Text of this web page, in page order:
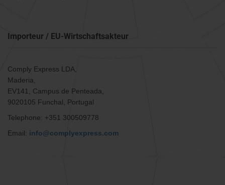
Importeur / EU-Wirtschaftsakteur
Comply Express LDA,
Maderia,
EV141, Campus de Penteada,
9020105 Funchal, Portugal
Telephone: +351 300509778
Email: info@complyexpress.com